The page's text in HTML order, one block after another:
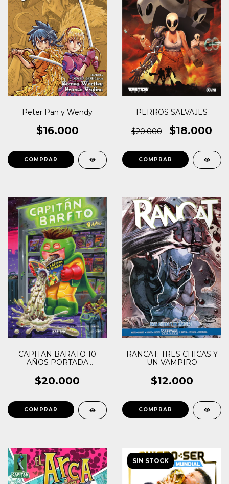
Peter Pan y Wendy
$16.000
PERROS SALVAJES
$20.000 $18.000
CAPITAN BARATO 10
AÑOS PORTADA
$20.000
RANCAT: TRES CHICAS Y
UN VAMPIRO
$12.000
SIN STOCK